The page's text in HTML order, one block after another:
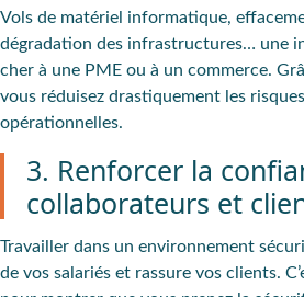
Vols de matériel informatique,
dégradation des infrastructures… une
cher à une PME ou à un commerce.
vous réduisez drastiquement les
opérationnelles.
3. Renforcer la
collaborateurs et
Travailler dans un environnement
de vos salariés et rassure vos clients.